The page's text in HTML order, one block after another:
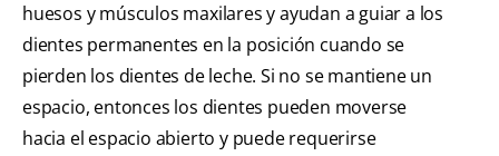
huesos y músculos maxilares y ayudan a guiar a los
dientes permanentes en la posición cuando se
pierden los dientes de leche. Si no se mantiene un
espacio, entonces los dientes pueden moverse
hacia el espacio abierto y puede requerirse